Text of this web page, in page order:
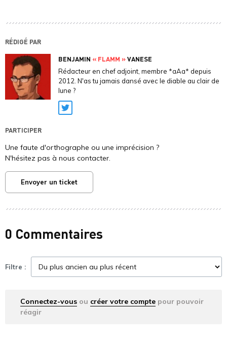
RÉDIGÉ PAR
BENJAMIN « FLAMM »VANESE
Rédacteur en chef adjoint, membre *aAa* depuis
2012. N'as tu jamais dansé avec le diable au clair de
lune ?
Twitter
PARTICIPER
Une faute d'orthographe ou une imprécision ?
N'hésitez pas à nous contacter.
Envoyer un ticket
0 Commentaires
Filtre :
Connectez-vous ou créer votre compte pour pouvoir
réagir